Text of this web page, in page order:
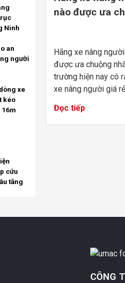
nào được ưa
Hãng xe nâng
được ưa chuộng
trường hiện nay có
xe nâng người giá
khăn hơn bao giờ
nâng ...
Đọc tiếp
Ninh
an
người
xe
kéo
16m
cứu
tăng
CÔNG